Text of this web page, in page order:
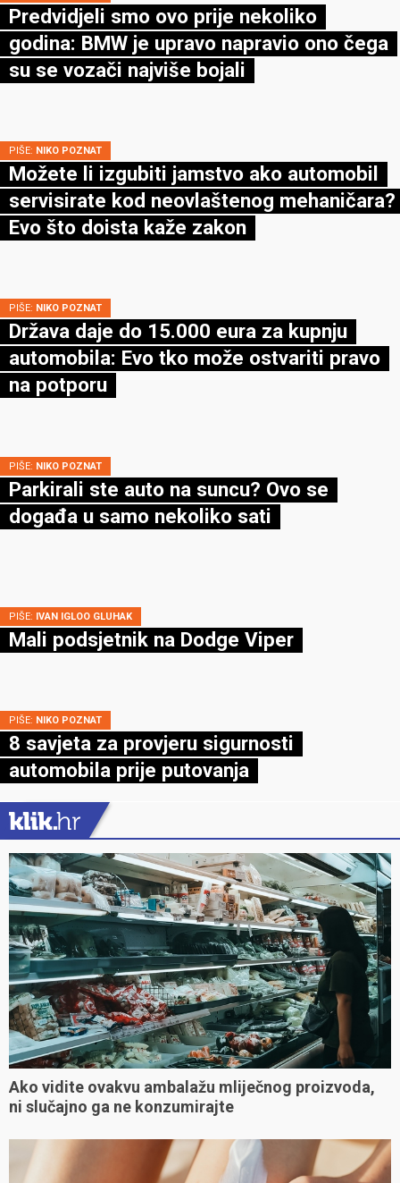
Predvidjeli smo ovo prije nekoliko
godina: BMW je upravo napravio ono čega
su se vozači najviše bojali
PIŠE: NIKO POZNAT
Možete li izgubiti jamstvo ako automobil
servisirate kod neovlaštenog mehaničara?
Evo što doista kaže zakon
PIŠE: NIKO POZNAT
Država daje do 15.000 eura za kupnju
automobila: Evo tko može ostvariti pravo
na potporu
PIŠE: NIKO POZNAT
Parkirali ste auto na suncu? Ovo se
događa u samo nekoliko sati
PIŠE: IVAN IGLOO GLUHAK
Mali podsjetnik na Dodge Viper
PIŠE: NIKO POZNAT
8 savjeta za provjeru sigurnosti
automobila prije putovanja
Ako vidite ovakvu ambalažu mliječnog proizvoda,
ni slučajno ga ne konzumirajte